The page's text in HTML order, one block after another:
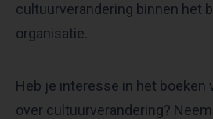
cultuurverandering binnen het
organisatie.
Heb je interesse in het boeken
over cultuurverandering?